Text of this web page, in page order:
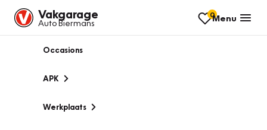
Vakgarage
Auto Biermans
0Menu
Occasions
APK
Werkplaats